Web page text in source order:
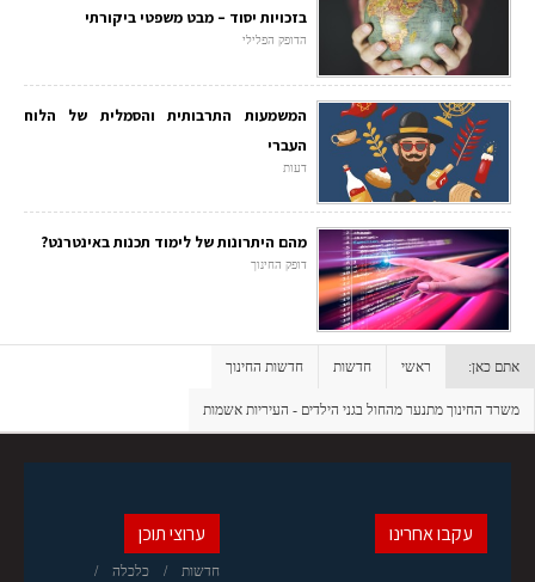
בזכויות יסוד – מבט משפטי ביקורתי
הדופק הפלילי
המשמעות התרבותית והסמלית של הלוח
העברי
דעות
מהם היתרונות של לימוד תכנות באינטרנט?
דופק החינוך
אתם כאן: ראשי חדשות חדשות החינוך
משרד החינוך מתנער מהחול בגני הילדים - העיריות אשמות
ערוצי תוכן
חדשות כלכלה
עקבו אחרינו